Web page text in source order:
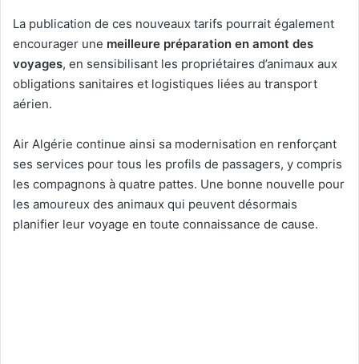
La publication de ces nouveaux tarifs pourrait également
encourager une meilleure préparation en amont des
voyages, en sensibilisant les propriétaires d’animaux aux
obligations sanitaires et logistiques liées au transport
aérien.
Air Algérie continue ainsi sa modernisation en renforçant
ses services pour tous les profils de passagers, y compris
les compagnons à quatre pattes. Une bonne nouvelle pour
les amoureux des animaux qui peuvent désormais
planifier leur voyage en toute connaissance de cause.